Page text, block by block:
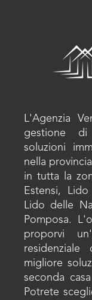
L'Agenzia
gestione di
soluzioni
nella
in tutta la
Estensi,
Lido delle
Pomposa.
proporvi
migliore
seconda
Potrete